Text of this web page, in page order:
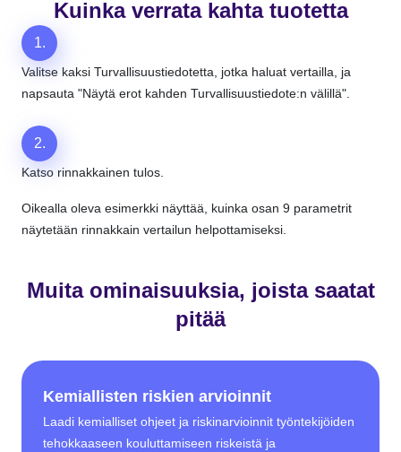
Kuinka verrata kahta tuotetta
1.
Valitse kaksi Turvallisuustiedotetta, jotka haluat vertailla, ja
napsauta "Näytä erot kahden Turvallisuustiedote:n välillä".
2.
Katso rinnakkainen tulos.
Oikealla oleva esimerkki näyttää, kuinka osan 9 parametrit
näytetään rinnakkain vertailun helpottamiseksi.
Muita ominaisuuksia, joista saatat
pitää
Kemiallisten riskien arvioinnit
Laadi kemialliset ohjeet ja riskinarvioinnit työntekijöiden
tehokkaaseen kouluttamiseen riskeistä ja